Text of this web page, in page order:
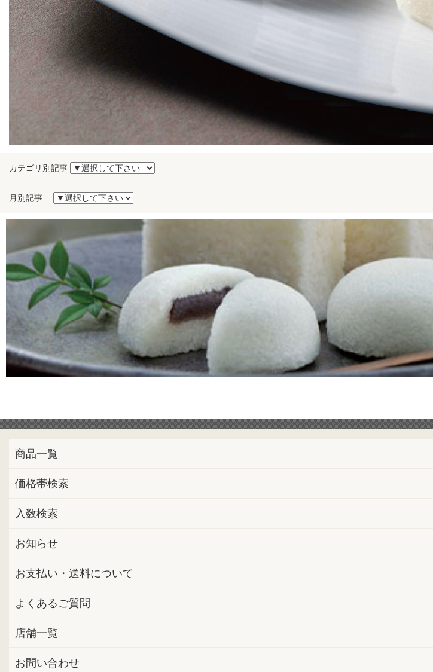
カテゴリ別記事
月別記事
商品一覧
価格帯検索
入数検索
お知らせ
お支払い・送料について
よくあるご質問
店舗一覧
お問い合わせ